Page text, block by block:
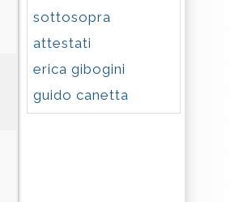
sottosopra
attestati
erica gibogini
guido canetta